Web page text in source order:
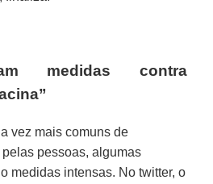
medidas contra
vez mais comuns de
pelas pessoas, algumas
medidas intensas. No twitter, o